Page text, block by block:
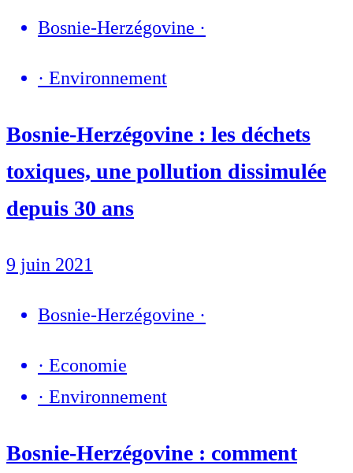
Bosnie-Herzégovine ·
· Environnement
Bosnie-Herzégovine : les déchets
toxiques, une pollution dissimulée
depuis 30 ans
9 juin 2021
Bosnie-Herzégovine ·
· Economie
· Environnement
Bosnie-Herzégovine : comment